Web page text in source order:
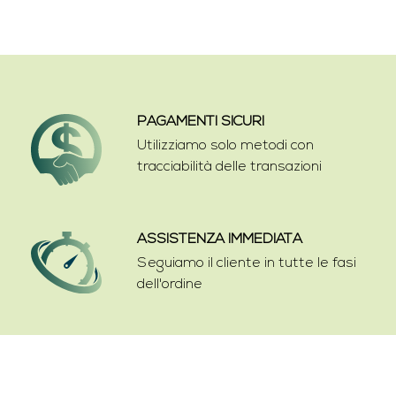
PAGAMENTI SICURI
Utilizziamo solo metodi con
tracciabilità delle transazioni
ASSISTENZA IMMEDIATA
Seguiamo il cliente in tutte le fasi
dell'ordine